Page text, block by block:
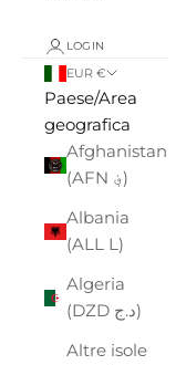
LOGIN
EUR €
Paese/Area
geografica
Afghanistan
(AFN ؋)
Albania
(ALL L)
Algeria
(DZD د.ج)
Altre isole